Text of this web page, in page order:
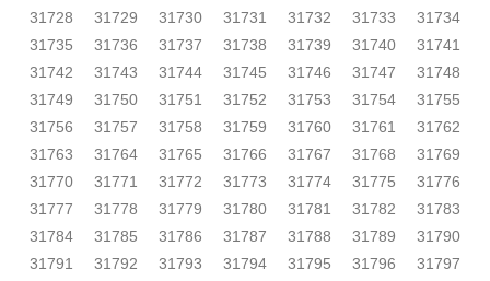
31728
31729 31730 31731 31732 31733
31734
31735
31736 31737 31738 31739 31740
31741
31742
31743 31744 31745 31746 31747
31748
31749
31750 31751 31752 31753 31754
31755
31756
31757 31758 31759 31760 31761
31762
31763
31764 31765 31766 31767 31768
31769
31770
31771 31772 31773 31774 31775
31776
31777
31778 31779 31780 31781 31782
31783
31784
31785 31786 31787 31788 31789
31790
31791
31792 31793 31794 31795 31796
31797